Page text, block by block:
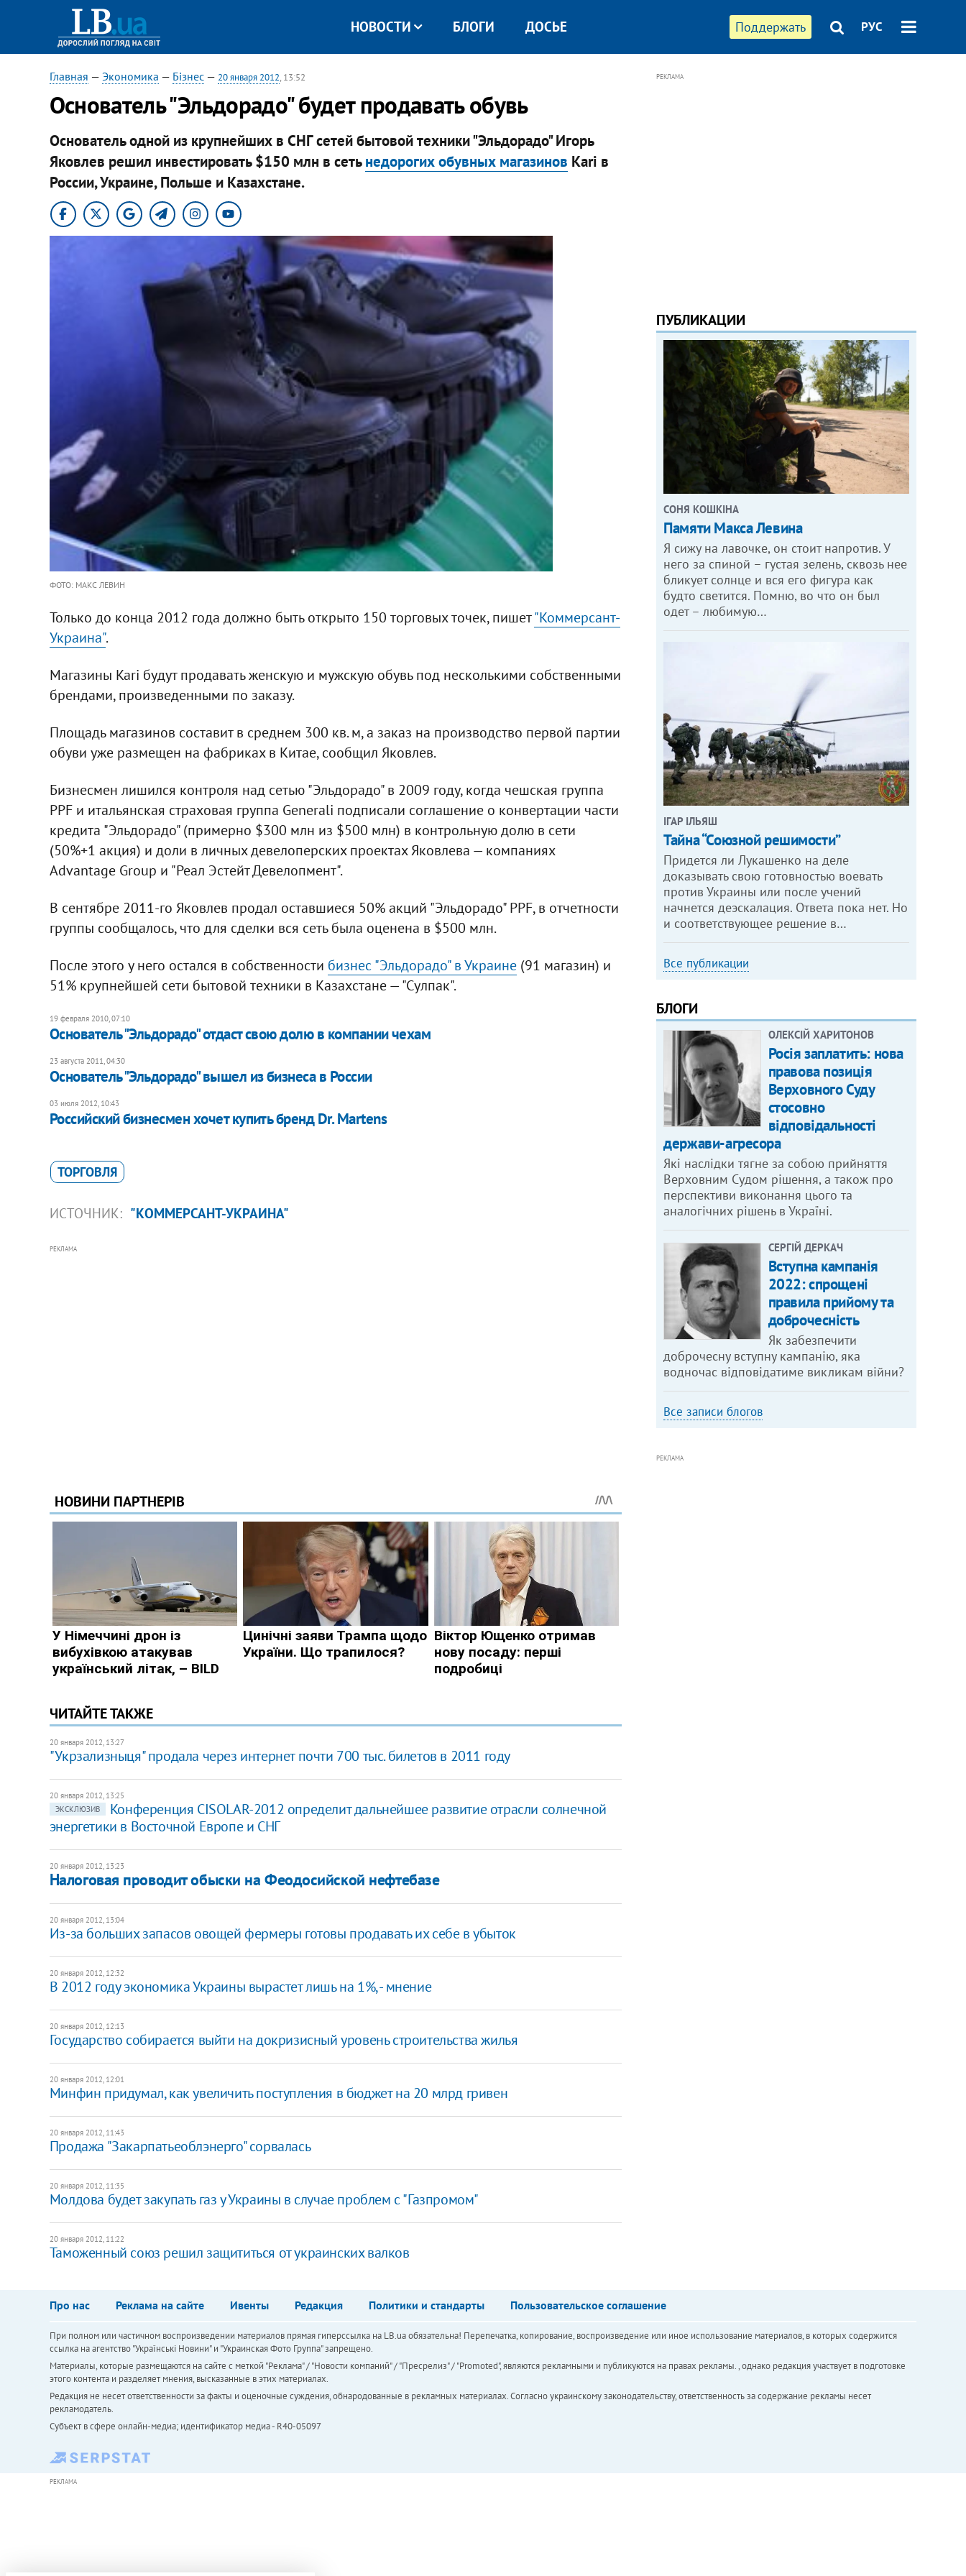
Поддержать РУС
НОВОСТИ БЛОГИ ДОСЬЕ
Главная — Экономика — Бізнес— 20 января 2012, 13:52
Основатель "Эльдорадо" будет продавать обувь
Основатель одной из крупнейших в СНГ сетей бытовой техники "Эльдорадо" Игорь
Яковлев решил инвестировать $150 млн в сетьнедорогих обувных магазинов Kari в
России, Украине, Польше и Казахстане.
ФОТО: МАКС ЛЕВИН
Только до конца 2012 года должно быть открыто 150 торговых точек, пишет"Коммерсант-
Украина".
Магазины Kari будут продавать женскую и мужскую обувь под несколькими собственными
брендами, произведенными по заказу.
Площадь магазинов составит в среднем 300 кв. м, а заказ на производство первой партии
обуви уже размещен на фабриках в Китае, сообщил Яковлев.
Бизнесмен лишился контроля над сетью "Эльдорадо" в 2009 году, когда чешская группа
PPF и итальянская страховая группа Generali подписали соглашение о конвертации части
кредита "Эльдорадо" (примерно $300 млн из $500 млн) в контрольную долю в сети
(50%+1 акция) и доли в личных девелоперских проектах Яковлева — компаниях
Advantage Group и "Реал Эстейт Девелопмент".
В сентябре 2011-го Яковлев продал оставшиеся 50% акций "Эльдорадо" PPF, в отчетности
группы сообщалось, что для сделки вся сеть была оценена в $500 млн.
После этого у него остался в собственности бизнес "Эльдорадо" в Украине(91 магазин) и
51% крупнейшей сети бытовой техники в Казахстане — "Сулпак".
19 февраля 2010, 07:10
Основатель "Эльдорадо" отдаст свою долю в компании чехам
23 августа 2011, 04:30
Основатель "Эльдорадо" вышел из бизнеса в России
03 июля 2012, 10:43
Российский бизнесмен хочет купить бренд Dr. Martens
ТОРГОВЛЯ
ИСТОЧНИК: "КОММЕРСАНТ-УКРАИНА"
РЕКЛАМА
ЧИТАЙТЕ ТАКЖЕ
20 января 2012, 13:27
"Укрзализныця" продала через интернет почти 700 тыс. билетов в 2011 году
20 января 2012, 13:25
ЭКСКЛЮЗИВ
Конференция CISOLAR-2012 определит дальнейшее развитие отрасли солнечной
энергетики в Восточной Европе и СНГ
20 января 2012, 13:23
Налоговая проводит обыски на Феодосийской нефтебазе
20 января 2012, 13:04
Из-за больших запасов овощей фермеры готовы продавать их себе в убыток
20 января 2012, 12:32
В 2012 году экономика Украины вырастет лишь на 1%, - мнение
20 января 2012, 12:13
Государство собирается выйти на докризисный уровень строительства жилья
20 января 2012, 12:01
Минфин придумал, как увеличить поступления в бюджет на 20 млрд гривен
20 января 2012, 11:43
Продажа "Закарпатьеоблэнерго" сорвалась
20 января 2012, 11:35
Молдова будет закупать газ у Украины в случае проблем с "Газпромом"
20 января 2012, 11:22
Таможенный союз решил защититься от украинских валков
РЕКЛАМА
ПУБЛИКАЦИИ
СОНЯ КОШКІНА
Памяти Макса Левина
Я сижу на лавочке, он стоит напротив. У
него за спиной – густая зелень, сквозь нее
бликует солнце и вся его фигура как
будто светится. Помню, во что он был
одет – любимую…
ІГАР ІЛЬЯШ
Тайна “Союзной решимости”
Придется ли Лукашенко на деле
доказывать свою готовностью воевать
против Украины или после учений
начнется деэскалация. Ответа пока нет. Но
и соответствующее решение в…
Все публикации
БЛОГИ
ОЛЕКСІЙ ХАРИТОНОВ
Росія заплатить: нова
правова позиція
Верховного Суду
стосовно
відповідальності
держави-агресора
Які наслідки тягне за собою прийняття
Верховним Судом рішення, а також про
перспективи виконання цього та
аналогічних рішень в Україні.
СЕРГІЙ ДЕРКАЧ
Вступна кампанія
2022: спрощені
правила прийому та
доброчесність
Як забезпечити
доброчесну вступну кампанію, яка
водночас відповідатиме викликам війни?
Все записи блогов
РЕКЛАМА
Про нас Реклама на сайте Ивенты Редакция Политики и стандарты Пользовательское соглашение
При полном или частичном воспроизведении материалов прямая гиперссылка на LB.ua обязательна! Перепечатка, копирование, воспроизведение или иное использование материалов, в которых содержится
ссылка на агентство "Українськi Новини" и "Украинская Фото Группа" запрещено.
Материалы, которые размещаются на сайте с меткой "Реклама" / "Новости компаний" / "Пресрелиз" / "Promoted", являются рекламными и публикуются на правах рекламы. , однако редакция участвует в подготовке
этого контента и разделяет мнения, высказанные в этих материалах.
Редакция не несет ответственности за факты и оценочные суждения, обнародованные в рекламных материалах. Согласно украинскому законодательству, ответственность за содержание рекламы несет
рекламодатель.
Субъект в сфере онлайн-медиа; идентификатор медиа - R40-05097
РЕКЛАМА